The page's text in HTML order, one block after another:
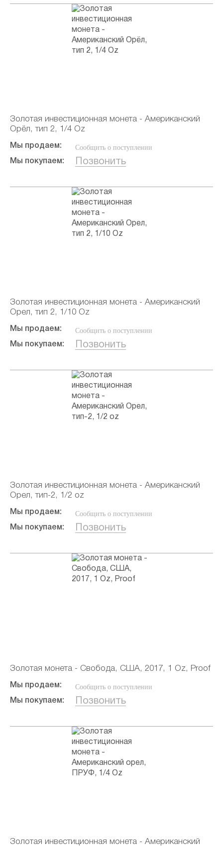
Золотая инвестиционная монета - Американский
Орёл, тип 2, 1/4 Oz
Мы продаем: Сообщить о поступлении
Мы покупаем: Позвонить
Золотая инвестиционная монета - Американский
Орел, тип 2, 1/10 Oz
Мы продаем: Сообщить о поступлении
Мы покупаем: Позвонить
Золотая инвестиционная монета - Американский
Орел, тип-2, 1/2 oz
Мы продаем: Сообщить о поступлении
Мы покупаем: Позвонить
Золотая монета - Свобода, США, 2017, 1 Oz, Proof
Мы продаем: Сообщить о поступлении
Мы покупаем: Позвонить
Золотая инвестиционная монета - Американский